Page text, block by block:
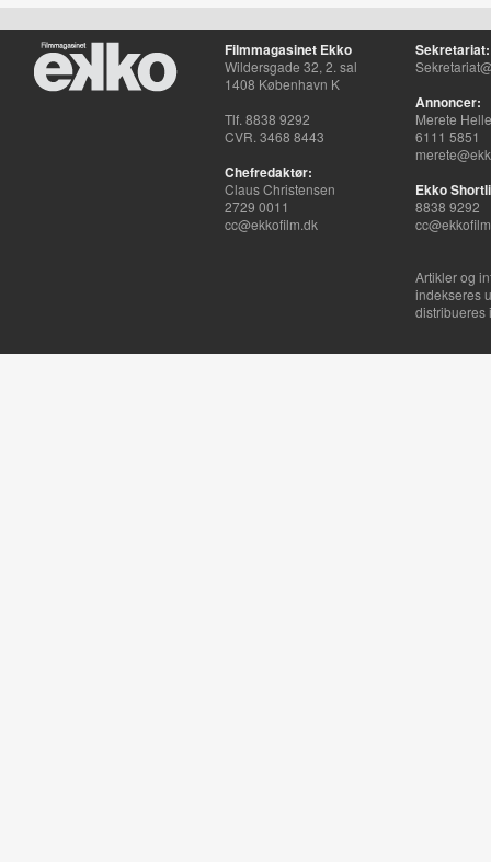
Filmmagasinet Ekko
Wildersgade 32, 2. sal
1408 København K
Tlf. 8838 9292
CVR. 3468 8443
Chefredaktør:
Claus Christensen
2729 0011
cc@ekkofilm.dk
Sekretariat:
Annoncer:
Merete
6111 5851
Ekko
8838 9292
Artikler og
indekseres
distribueres